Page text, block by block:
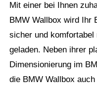
Mit einer bei Ihnen
BMW Wallbox wird Ihr
sicher und
geladen. Neben ihrer
Dimensionierung im
die BMW Wallbox